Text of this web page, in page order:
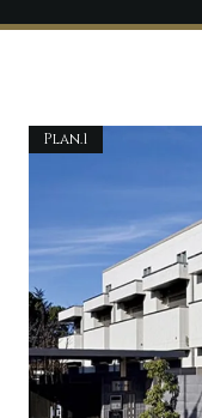
Plan.1